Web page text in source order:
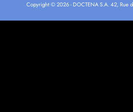
Copyright © 2026 - DOCTENA S.A. 42, Rue